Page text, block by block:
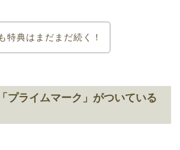
特典はまだまだ続く！
プライムマーク」がついている